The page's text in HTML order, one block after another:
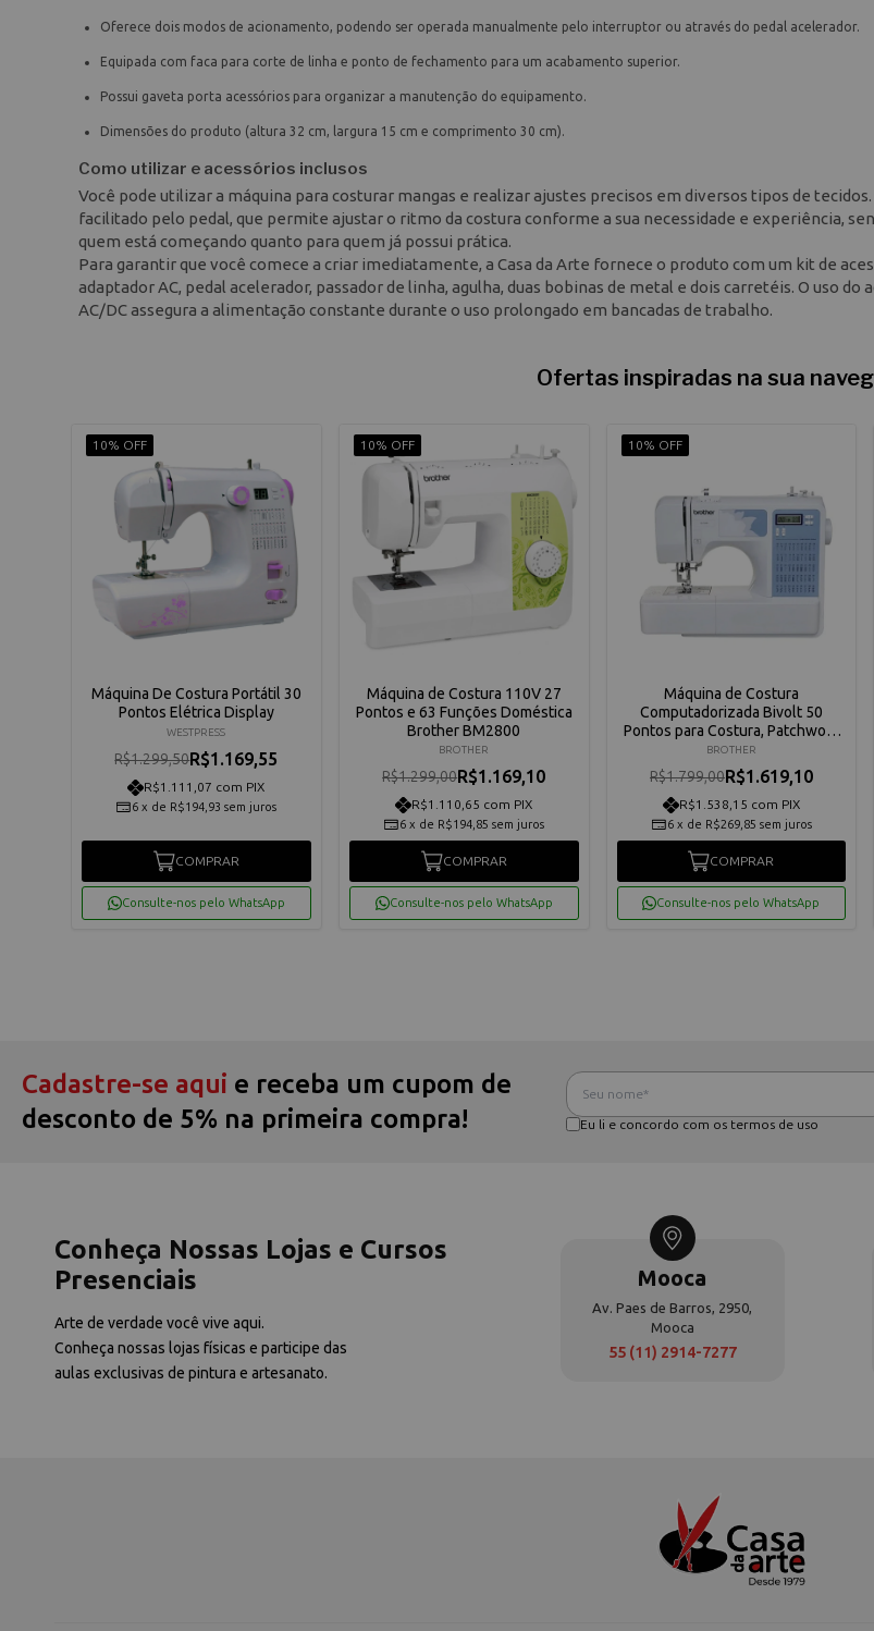
Oferece dois modos de acionamento, podendo ser operada manualmente pelo interruptor ou através do pedal acelerador.
Equipada com faca para corte de linha e ponto de fechamento para um acabamento superior.
Possui gaveta porta acessórios para organizar a manutenção do equipamento.
Dimensões do produto (altura 32 cm, largura 15 cm e comprimento 30 cm).
Como utilizar e acessórios inclusos
Você pode utilizar a máquina para costurar mangas e realizar ajustes precisos em diversos tipos de
facilitado pelo pedal, que permite ajustar o ritmo da costura conforme a sua necessidade e experiência,
quem está começando quanto para quem já possui prática.
Para garantir que você comece a criar imediatamente, a Casa da Arte fornece o produto com um kit de
adaptador AC, pedal acelerador, passador de linha, agulha, duas bobinas de metal e dois carretéis. O uso do
AC/DC assegura a alimentação constante durante o uso prolongado em bancadas de trabalho.
Ofertas inspiradas na sua
10% OFF
Máquina De Costura Portátil 30
Pontos Elétrica Display
WESTPRESS
R$1.299,50R$1.169,55
R$1.111,07 com PIX
6 x de R$194,93 sem juros
COMPRAR
Consulte-nos pelo WhatsApp
10% OFF
Máquina de Costura 110V 27
Pontos e 63 Funções Doméstica
Brother BM2800
BROTHER
R$1.299,00R$1.169,10
R$1.110,65 com PIX
6 x de R$194,85 sem juros
COMPRAR
Consulte-nos pelo WhatsApp
10% OFF
Máquina de Costura
Computadorizada Bivolt 50
Pontos para Costura, Patchwork
e Quilting Bivolt Brother
CE5500DV
BROTHER
R$1.799,00R$1.619,10
R$1.538,15 com PIX
6 x de R$269,85 sem juros
COMPRAR
Consulte-nos pelo WhatsApp
Cadastre-se aqui e receba um cupom de
desconto de 5% na primeira compra!
Eu li e concordo com os termos de uso
Conheça Nossas Lojas e Cursos
Presenciais
Arte de verdade você vive aqui.
Conheça nossas lojas físicas e participe das
aulas exclusivas de pintura e artesanato.
Mooca
Av. Paes de Barros, 2950,
Mooca
55 (11) 2914-7277